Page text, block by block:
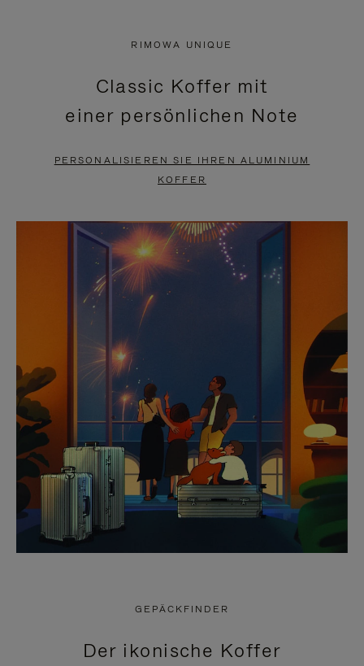
PAUSIERT,
BITTE
DRÜCKEN
ANZUHALTEN
KLICKEN
SIE
ZUM
AUFHEBEN
STUMMSCHALTUNG
RIMOWA UNIQUE
Classic Koffer mit
einer persönlichen Note
PERSONALISIEREN SIE IHREN ALUMINIUM
KOFFER
GEPÄCKFINDER
Der ikonische Koffer